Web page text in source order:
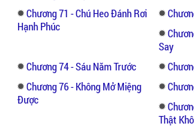
chồng, một tuần nghỉ ngơi
Tiên hôn hậu ái, ấm áp
Sau khi đọc truyện này thì
bất ái thành hôn của Mạc
truyện. Mời mọi người theo
Chương 71 - Chú Heo Đánh Rơi
Hạnh Phúc
Say
Chương 74 - Sáu Năm Trước
Chương 76 - Không Mở Miệng
Được
Thật